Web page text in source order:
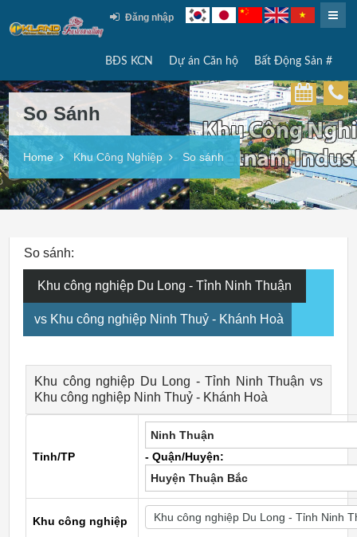
Đăng nhập
BĐS KCN Dự án Căn hộ Bất Động Sản #
So Sánh
Home Khu Công Nghiệp So sánh
So sánh:
Khu công nghiệp Du Long - Tỉnh Ninh Thuận
vs Khu công nghiệp Ninh Thuỷ - Khánh Hoà
Khu công nghiệp Du Long - Tỉnh Ninh Thuận vs
Khu công nghiệp Ninh Thuỷ - Khánh Hoà
Tỉnh/TP
Ninh Thuận
- Quận/Huyện:
Huyện Thuận Bắc
Khu công nghiệp